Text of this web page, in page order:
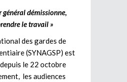
général démissionne,
le travail »
des gardes de
(SYNAGSP) est
le 22 octobre
les audiences